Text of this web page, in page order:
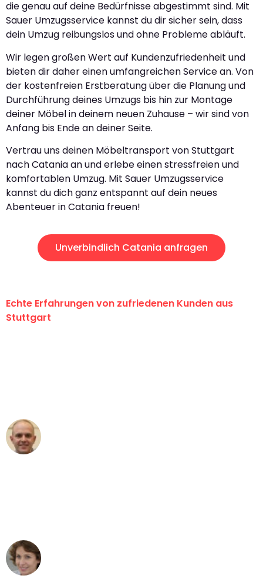
die genau auf deine Bedürfnisse abgestimmt sind. Mit
Sauer Umzugsservice kannst du dir sicher sein, dass
dein Umzug reibungslos und ohne Probleme abläuft.
Wir legen großen Wert auf Kundenzufriedenheit und
bieten dir daher einen umfangreichen Service an. Von
der kostenfreien Erstberatung über die Planung und
Durchführung deines Umzugs bis hin zur Montage
deiner Möbel in deinem neuen Zuhause – wir sind von
Anfang bis Ende an deiner Seite.
Vertrau uns deinen Möbeltransport von Stuttgart
nach Catania an und erlebe einen stressfreien und
komfortablen Umzug. Mit Sauer Umzugsservice
kannst du dich ganz entspannt auf dein neues
Abenteuer in Catania freuen!
Unverbindlich Catania anfragen
Echte Erfahrungen von zufriedenen Kunden aus
Stuttgart